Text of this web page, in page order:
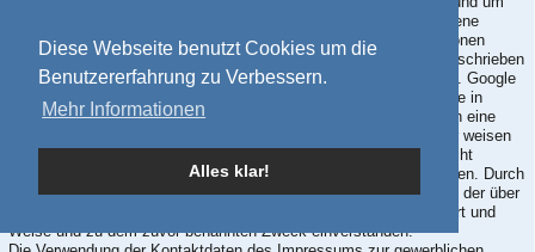
Diese Webseite benutzt Cookies um die
Benutzererfahrung zu Verbessern.
Mehr Informationen
Alles klar!
weitere mit der Websitenutzung und der Internetnutzung verbundene
Dienstleistungen zu erbringen. Auch wird Google diese Informationen
gegebenenfalls an Dritte übertragen, sofern dies gesetzlich vorgeschrieben
oder soweit Dritte diese Daten im Auftrag von Google verarbeiten. Google
wird in keinem Fall Ihre IP-Adresse mit anderen Daten von Google in
Verbindung bringen. Sie können die Installation der Cookies durch eine
entsprechende Einstellung Ihrer Browser Software verhindern; wir weisen
Sie jedoch darauf hin, dass Sie in diesem Fall gegebenenfalls nicht
sämtliche Funktionen dieser Website vollumfänglich nutzen können. Durch
die Nutzung dieser Website erklären Sie sich mit der Bearbeitung der über
Sie erhobenen Daten durch Google in der zuvor beschriebenen Art und
Weise und zu dem zuvor benannten Zweck einverstanden.